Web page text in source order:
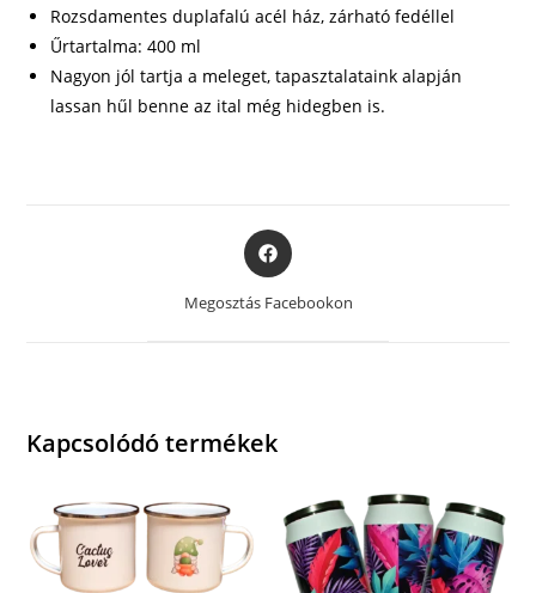
Rozsdamentes duplafalú acél ház, zárható fedéllel
Űrtartalma: 400 ml
Nagyon jól tartja a meleget, tapasztalataink alapján
lassan hűl benne az ital még hidegben is.
Opens
in
a
Megosztás Facebookon
Kapcsolódó termékek